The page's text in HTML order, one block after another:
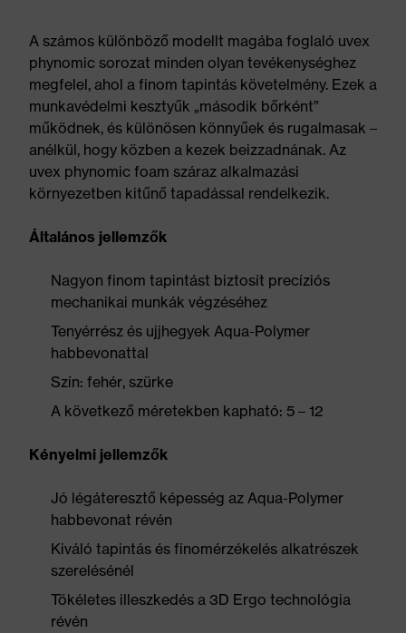
A számos különböző modellt magába foglaló uvex
phynomic sorozat minden olyan tevékenységhez
megfelel, ahol a finom tapintás követelmény. Ezek a
munkavédelmi kesztyűk „második bőrként”
működnek, és különösen könnyűek és rugalmasak –
anélkül, hogy közben a kezek beizzadnának. Az
uvex phynomic foam száraz alkalmazási
környezetben kitűnő tapadással rendelkezik.
Általános jellemzők
Nagyon finom tapintást biztosít precíziós
mechanikai munkák végzéséhez
Tenyérrész és ujjhegyek Aqua-Polymer
habbevonattal
Szín: fehér, szürke
A következő méretekben kapható: 5 – 12
Kényelmi jellemzők
Jó légáteresztő képesség az Aqua-Polymer
habbevonat révén
Kiváló tapintás és finomérzékelés alkatrészek
szerelésénél
Tökéletes illeszkedés a 3D Ergo technológia
révén